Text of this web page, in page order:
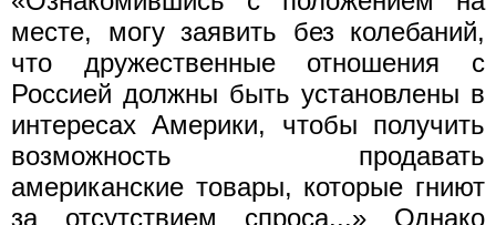
месте, могу заявить без колебаний,
что дружественные отношения с
Россией должны быть установлены в
интересах Америки, чтобы получить
возможность продавать
американские товары, которые гниют
за отсутствием спроса...» Однако